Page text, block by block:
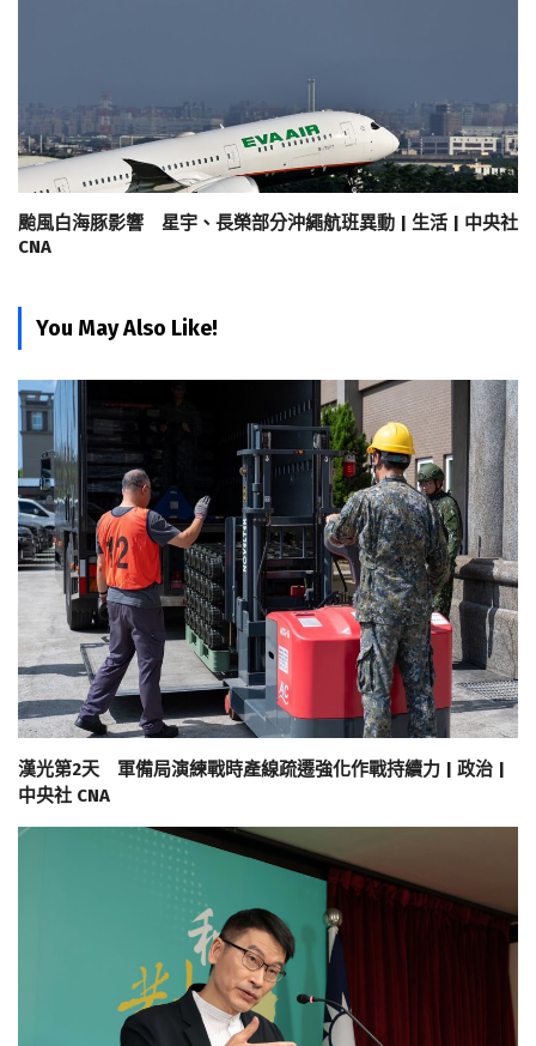
颱風白海豚影響 星宇、長榮部分沖繩航班異動 | 生活 | 中央社
CNA
You May Also Like!
漢光第2天 軍備局演練戰時產線疏遷強化作戰持續力 | 政治 |
中央社 CNA